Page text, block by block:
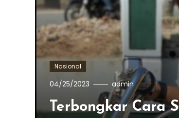
Nasional
04/25/2023 admin
Terbongkar Cara